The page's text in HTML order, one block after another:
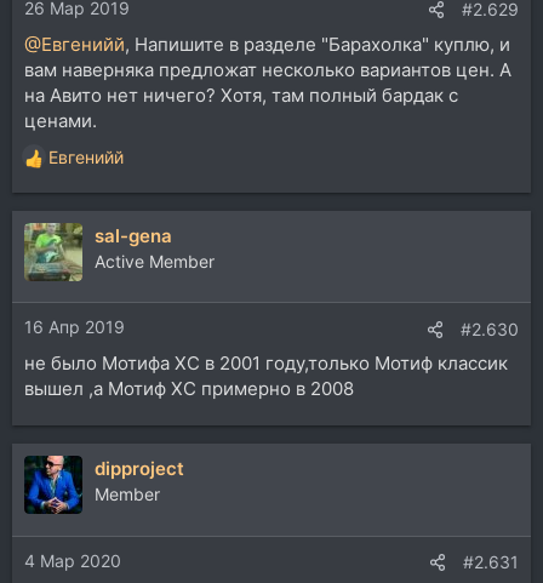
26 Мар 2019 #2.629
@Евгенийй, Напишите в разделе "Барахолка" куплю, и
вам наверняка предложат несколько вариантов цен. А
на Авито нет ничего? Хотя, там полный бардак с
ценами.
Р
е
а
к
ц
и
и
:
Евгенийй
sal-gena
Active Member
16 Апр 2019 #2.630
не было Мотифа ХС в 2001 году,только Мотиф классик
вышел ,а Мотиф ХС примерно в 2008
dipproject
Member
4 Мар 2020 #2.631